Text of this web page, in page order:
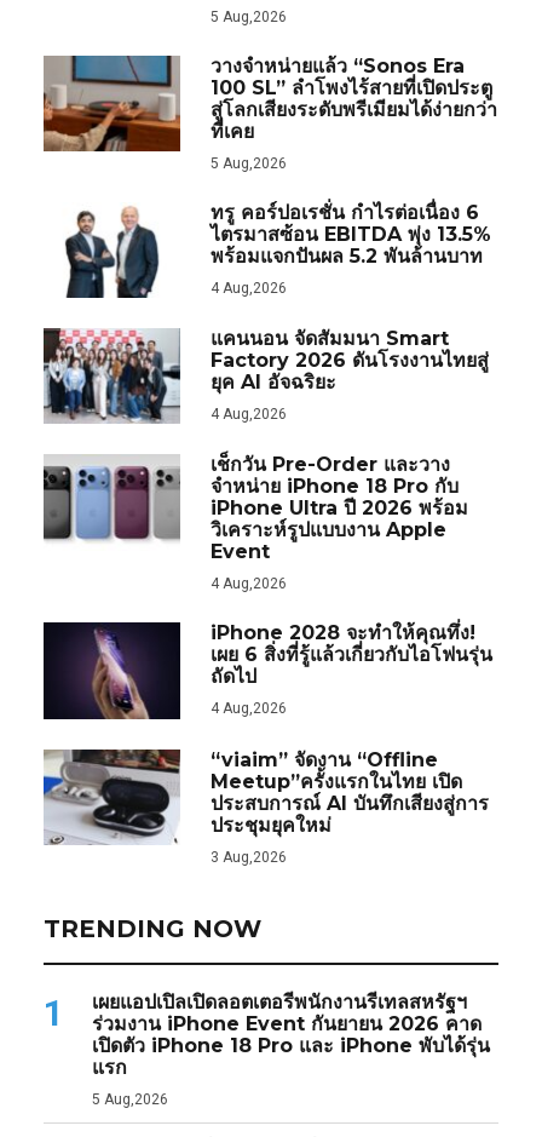
5 Aug,2026
วางจำหน่ายแล้ว “Sonos Era
100 SL” ลำโพงไร้สายที่เปิดประตู
สู่โลกเสียงระดับพรีเมียมได้ง่ายกว่า
ที่เคย
5 Aug,2026
ทรู คอร์ปอเรชั่น กำไรต่อเนื่อง 6
ไตรมาสซ้อน EBITDA พุ่ง 13.5%
พร้อมแจกปันผล 5.2 พันล้านบาท
4 Aug,2026
แคนนอน จัดสัมมนา Smart
Factory 2026 ดันโรงงานไทยสู่
ยุค AI อัจฉริยะ
4 Aug,2026
เช็กวัน Pre-Order และวาง
จำหน่าย iPhone 18 Pro กับ
iPhone Ultra ปี 2026 พร้อม
วิเคราะห์รูปแบบงาน Apple
Event
4 Aug,2026
iPhone 2028 จะทำให้คุณทึ่ง!
เผย 6 สิ่งที่รู้แล้วเกี่ยวกับไอโฟนรุ่น
ถัดไป
4 Aug,2026
“viaim” จัดงาน “Offline
Meetup”ครั้งแรกในไทย เปิด
ประสบการณ์ AI บันทึกเสียงสู่การ
ประชุมยุคใหม่
3 Aug,2026
TRENDING NOW
1
เผยแอปเปิลเปิดลอตเตอรีพนักงานรีเทลสหรัฐฯ
ร่วมงาน iPhone Event กันยายน 2026 คาด
เปิดตัว iPhone 18 Pro และ iPhone พับได้รุ่น
แรก
5 Aug,2026